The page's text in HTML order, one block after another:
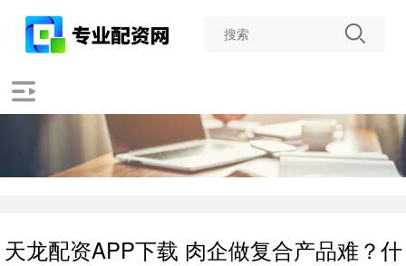
天龙配资APP下载 肉企做复合产品难？什